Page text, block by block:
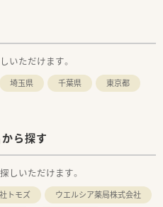
いただけます。
埼玉県 千葉県
東京都
ら探す
しいただけます。
トモズ
ウエルシア薬局株式会社